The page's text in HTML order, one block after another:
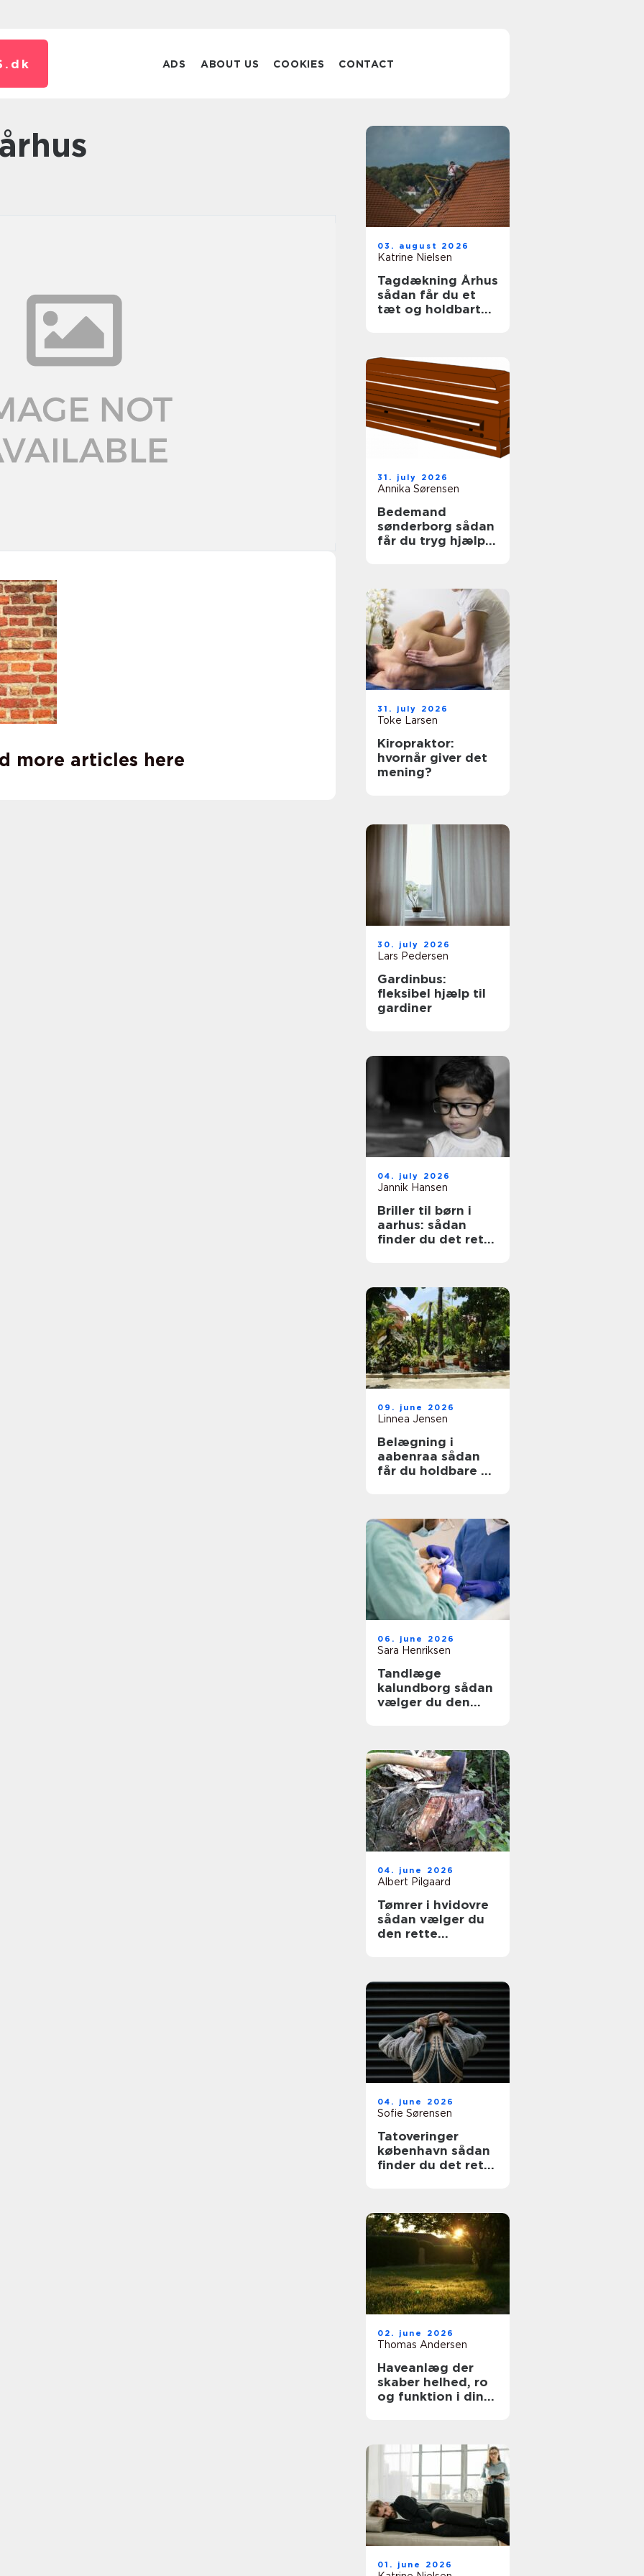
dk ADS ABOUT US COOKIES CONTACT
more articles here
03. august 2026
Katrine Nielsen
Tagdækning Århus
sådan får du et
tæt og holdbart
31. july 2026
Annika Sørensen
Bedemand
sønderborg sådan
får du tryg hjælp i
31. july 2026
Toke Larsen
Kiropraktor:
hvornår giver det
mening?
30. july 2026
Lars Pedersen
Gardinbus:
fleksibel hjælp til
gardiner
04. july 2026
Jannik Hansen
Briller til børn i
aarhus: sådan
finder du det rette
09. june 2026
Linnea Jensen
Belægning i
aabenraa sådan
får du holdbare og
06. june 2026
Sara Henriksen
Tandlæge
kalundborg sådan
vælger du den
04. june 2026
Albert Pilgaard
Tømrer i hvidovre
sådan vælger du
den rette
04. june 2026
Sofie Sørensen
Tatoveringer
københavn sådan
finder du det rette
02. june 2026
Thomas Andersen
Haveanlæg der
skaber helhed, ro
og funktion i din
01. june 2026